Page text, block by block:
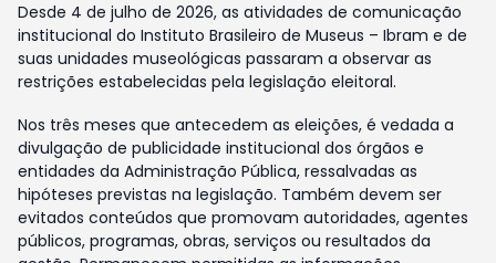
Desde 4 de julho de 2026, as atividades de comunicação
institucional do Instituto Brasileiro de Museus – Ibram e de
suas unidades museológicas passaram a observar as
restrições estabelecidas pela legislação eleitoral.
Nos três meses que antecedem as eleições, é vedada a
divulgação de publicidade institucional dos órgãos e
entidades da Administração Pública, ressalvadas as
hipóteses previstas na legislação. Também devem ser
evitados conteúdos que promovam autoridades, agentes
públicos, programas, obras, serviços ou resultados da